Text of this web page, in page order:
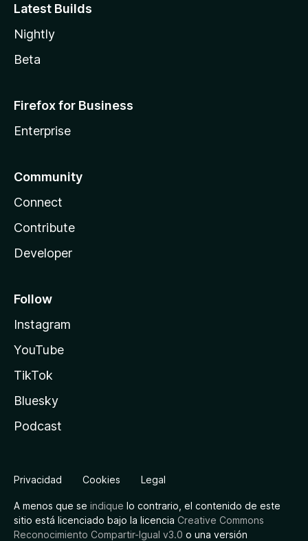
Latest Builds
Nightly
Beta
Firefox for Business
Enterprise
Community
Connect
Contribute
Developer
Follow
Instagram
YouTube
TikTok
Bluesky
Podcast
Privacidad Cookies Legal
A menos que se indique lo contrario, el contenido de este
sitio está licenciado bajo la licencia Creative Commons
Reconocimiento Compartir-Igual v3.0 o una versión